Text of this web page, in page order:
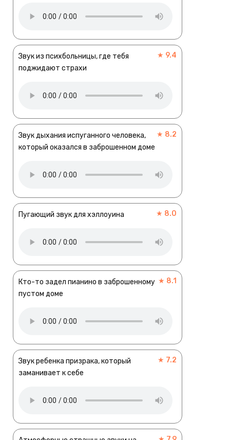
Звук из психбольницы, где тебя
поджидают страхи
★ 9.4
Звук дыхания испуганного человека,
который оказался в заброшенном доме
★ 8.2
Пугающий звук для хэллоуина ★ 8.0
Кто-то задел пианино в заброшенному
пустом доме
★ 8.1
Звук ребенка призрака, который
заманивает к себе
★ 7.2